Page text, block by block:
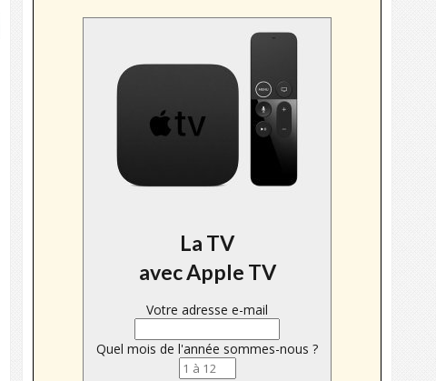
La TV
avec Apple TV
Votre adresse e-mail
Quel mois de l'année sommes-nous ?